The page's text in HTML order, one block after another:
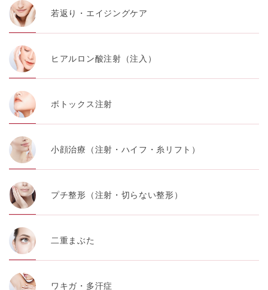
若返り・エイジングケア
ヒアルロン酸注射（注入）
ボトックス注射
小顔治療（注射・ハイフ・糸リフト）
プチ整形（注射・切らない整形）
二重まぶた
ワキガ・多汗症